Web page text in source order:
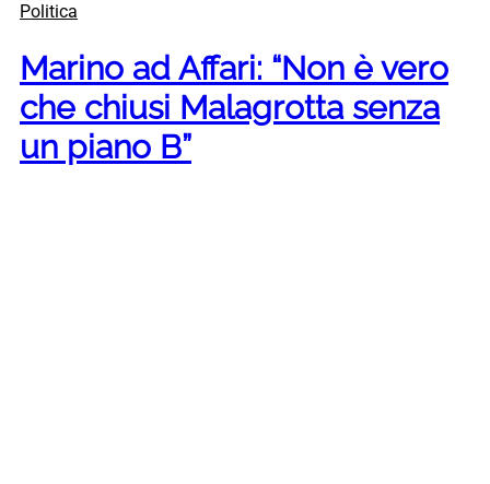
Politica
Marino ad Affari: “Non è vero
che chiusi Malagrotta senza
un piano B”